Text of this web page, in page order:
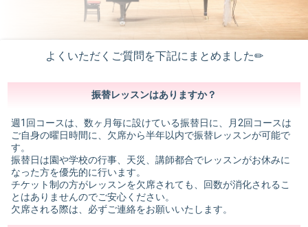
よくいただくご質問を下記にまとめました✏︎
振替レッスンはありますか？
週1回コースは、数ヶ月毎に設けている振替日に、月2回コースは
ご自身の曜日時間に、欠席から半年以内で振替レッスンが可能で
す。
振替日は園や学校の行事、天災、講師都合でレッスンがお休みに
なった方を優先的に行います。
チケット制の方がレッスンを欠席されても、回数が消化されるこ
とはありませんのでご安心ください。
欠席される際は、必ずご連絡をお願いいたします。